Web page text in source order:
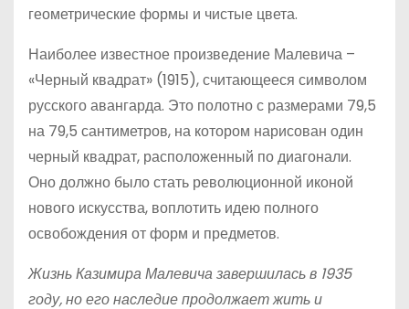
геометрические формы и чистые цвета.
Наиболее известное произведение Малевича –
«Черный квадрат» (1915), считающееся символом
русского авангарда. Это полотно с размерами 79,5
на 79,5 сантиметров, на котором нарисован один
черный квадрат, расположенный по диагонали.
Оно должно было стать революционной иконой
нового искусства, воплотить идею полного
освобождения от форм и предметов.
Жизнь Казимира Малевича завершилась в 1935
году, но его наследие продолжает жить и